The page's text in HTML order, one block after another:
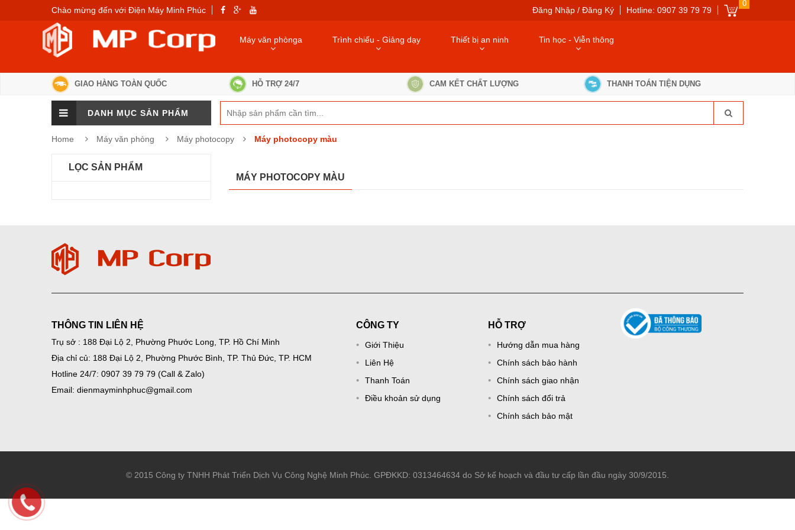
Chào mừng đến với Điện Máy Minh Phúc
0
Hotline: 0907 39 79 79
Đăng Nhập / Đăng Ký
Máy văn phònga Trình chiếu - Giảng dạy Thiết bị an ninh Tin học - Viễn thông
GIAO HÀNG TOÀN QUỐC HỖ TRỢ 24/7 CAM KẾT CHẤT LƯỢNG THANH TOÁN TIỆN DỤNG
DANH MỤC SẢN PHẨM
Home Máy văn phòng Máy photocopy Máy photocopy màu
MÁY PHOTOCOPY MÀU
LỌC SẢN PHẨM
THÔNG TIN LIÊN HỆ
Trụ sở : 188 Đại Lộ 2, Phường Phước Long, TP. Hồ Chí Minh
Địa chỉ củ: 188 Đại Lộ 2, Phường Phước Bình, TP. Thủ Đức, TP. HCM
Hotline 24/7: 0907 39 79 79 (Call & Zalo)
Email: dienmayminhphuc@gmail.com
CÔNG TY
Giới Thiệu
Liên Hệ
Thanh Toán
Điều khoản sử dụng
HỖ TRỢ
Hướng dẫn mua hàng
Chính sách bảo hành
Chính sách giao nhận
Chính sách đổi trả
Chính sách bảo mật
© 2015 Công ty TNHH Phát Triển Dịch Vụ Công Nghệ Minh Phúc. GPĐKKD: 0313464634 do Sở kế hoạch và đầu tư cấp lần đầu ngày 30/9/2015.